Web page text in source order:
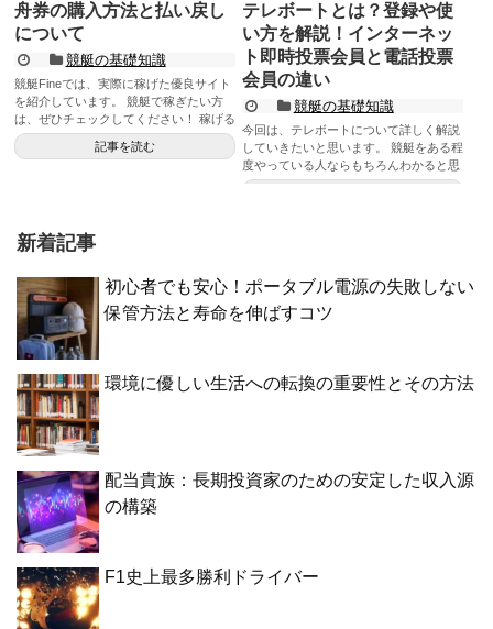
舟券の購入方法と払い戻し
について
競艇の基礎知識
競艇Fineでは、実際に稼げた優良サイト
を紹介しています。 競艇で稼ぎたい方
は、ぜひチェックしてください！ 稼げる
優良サイトをチェック ...
記事を読む
テレボートとは？登録や使
い方を解説！インターネッ
ト即時投票会員と電話投票
会員の違い
競艇の基礎知識
今回は、テレボートについて詳しく解説
していきたいと思います。 競艇をある程
度やっている人ならもちろんわかると思
いますが、競艇を最近始めた...
新着記事
初心者でも安心！ポータブル電源の失敗しない
保管方法と寿命を伸ばすコツ
環境に優しい生活への転換の重要性とその方法
配当貴族：長期投資家のための安定した収入源
の構築
F1史上最多勝利ドライバー